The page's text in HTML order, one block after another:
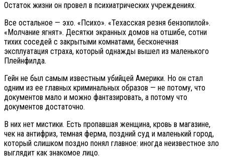
Остаток жизни он провел в психиатрических учреждениях.
Все остальное — эхо. «Психо». «Техасская резня бензопилой».
«Молчание ягнят». Десятки экранных домов на отшибе, сотни
тихих соседей с закрытыми комнатами, бесконечная
эксплуатация страха, который однажды вышел из маленького
Плейнфилда.
Гейн не был самым известным убийцей Америки. Но он стал
одним из ее главных криминальных образов — не потому, что
документов мало и можно фантазировать, а потому что
документов достаточно.
В них нет мистики. Есть пропавшая женщина, кровь в магазине,
чек на антифриз, темная ферма, поздний суд и маленький город,
который слишком поздно понял главное: иногда неизвестное зло
выглядит как знакомое лицо.